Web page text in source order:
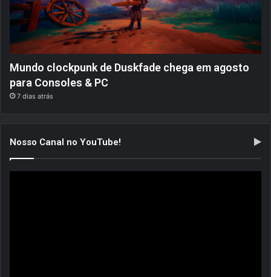
Mundo clockpunk de Duskfade chega em agosto
para Consoles & PC
7 dias atrás
Nosso Canal no YouTube!